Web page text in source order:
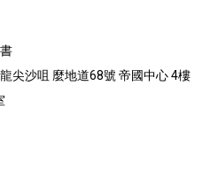
尖沙咀 麼地道68號 帝國中心 4樓